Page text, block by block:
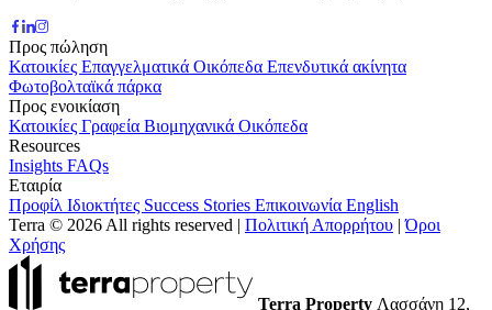
Προς πώληση
Κατοικίες Επαγγελματικά Οικόπεδα Επενδυτικά ακίνητα
Φωτοβολταϊκά πάρκα
Προς ενοικίαση
Κατοικίες Γραφεία Βιομηχανικά Οικόπεδα
Resources
Insights FAQs
Εταιρία
Προφίλ Ιδιοκτήτες Success Stories Επικοινωνία English
Terra © 2026 All rights reserved | Πολιτική Απορρήτου |Όροι
Χρήσης
Terra Property Λασσάνη 12,